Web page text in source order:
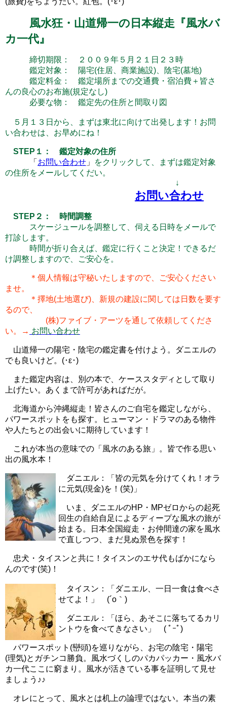
風水狂・山道帰一の日本縦走『風水バ
カ一代』
締切期限： ２００９年５月２１日２３時
鑑定対象： 陽宅(住居、商業施設)、陰宅(墓地)
鑑定料金： 鑑定場所までの交通費・宿泊費＋皆さ
んの良心のお布施(規定なし)
必要な物： 鑑定先の住所と間取り図
５月１３日から、まずは東北に向けて出発します！お問
い合わせは、お早めにね！
STEP１： 鑑定対象の住所
「 お問い合わせ 」
をクリックして、まずは鑑定対象
の住所をメールしてくだい。
↓
お問い合わせ
STEP２： 時間調整
スケージュールを調整して、伺える日時をメールで
打診します。
時間が折り合えば、鑑定に行くこと決定！できるだ
け調整しますので、ご安心を。
＊個人情報は守秘いたしますので、ご安心ください
ませ。
＊擇地(土地選び)、新規の建設に関しては日数を要す
るので、
(株)ファイブ・アーツを通して依頼してくださ
い。→ お問い合わせ
山道帰一の陽宅・陰宅の鑑定書を付けよう。ダニエルの
でも良いけど。(･ε･)
また鑑定内容は、別の本で、ケーススタディとして取り
上げたい。あくまで許可があればだが。
北海道から沖縄縦走！皆さんのご自宅を鑑定しながら、
パワースポットをも探す。ヒューマン・ドラマのある物件
や人たちとの出会いに期待しています！
これが本当の意味での「風水のある旅」。皆で作る思い
出の風水本！
ダニエル：「皆の元気を分けてくれ！オラ
に元気(現金)を！(笑)」
いま、ダニエルのHP・MPゼロからの起死
回生の自給自足によるディープな風水の旅が
始まる。日本全国縦走・お仲間達の家を風水
で直しつつ、まだ見ぬ景色を探す！
忠犬・タイスンと共に！タイスンのエサ代もばかになら
んのです(笑)！
タイスン：「ダニエル、一日一食は食べさ
せてよ！」 (´o｀)
ダニエル：「ほら、あそこに落ちてるカリ
ントウを食べてきなさい」 ( ﾟｰﾟ)
パワースポット(巒頭)を巡りながら、お宅の陰宅・陽宅
(理気)とガチンコ勝負。風水づくしのパカパッカー・風水バ
カ一代ここに窮まり。風水が活きている事を証明して見せ
ましょう♪♪
オレにとって、風水とは机上の論理ではない。本当の素